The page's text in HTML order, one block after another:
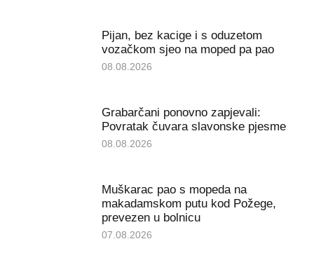
Pijan, bez kacige i s oduzetom
vozačkom sjeo na moped pa pao
08.08.2026
Grabarčani ponovno zapjevali:
Povratak čuvara slavonske pjesme
08.08.2026
Muškarac pao s mopeda na
makadamskom putu kod Požege,
prevezen u bolnicu
07.08.2026